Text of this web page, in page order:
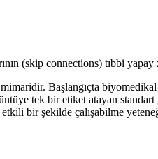
(skip connections) tıbbi
Başlangıçta
tek bir etiket atayan standart
bir şekilde çalışabilme